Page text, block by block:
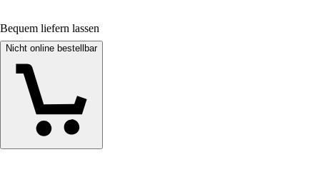
Bequem liefern lassen
Nicht online bestellbar